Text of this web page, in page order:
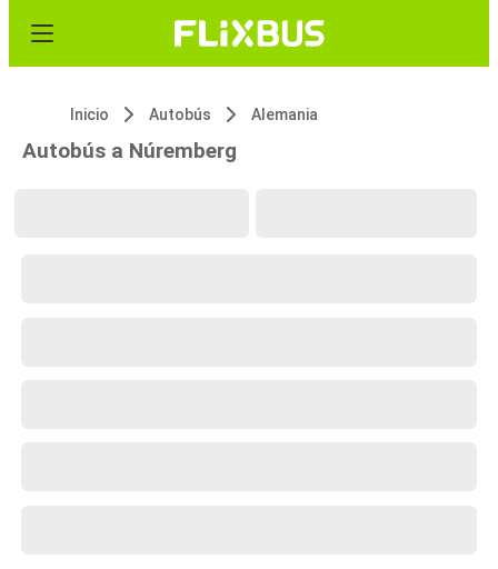
Inicio Autobús Alemania
Autobús a Núremberg